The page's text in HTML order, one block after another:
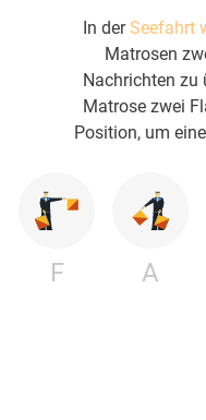
In derSeefahrt
Matrosen
Nachrichten zu
Matrose zwei
Position, um
F A